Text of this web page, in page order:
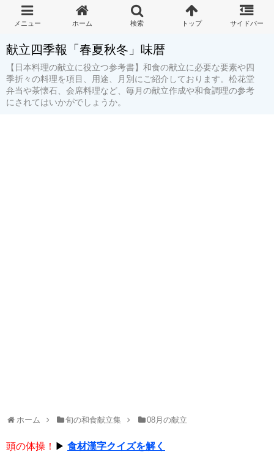
献立四季報「春夏秋冬」味暦
【日本料理の献立に役立つ参考書】和食の献立に必要な要素や四
季折々の料理を項目、用途、月別にご紹介しております。松花堂
弁当や茶懐石、会席料理など、毎月の献立作成や和食調理の参考
にされてはいかがでしょうか。
ホーム 旬の和食献立集 08月の献立
頭の体操！ ▶ 食材漢字クイズを解く